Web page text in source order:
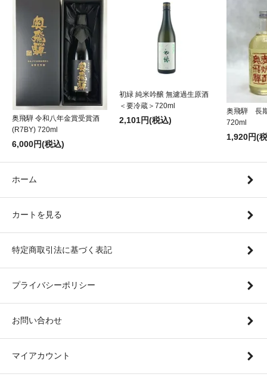
奥飛騨 令和八年金賞受賞酒
(R7BY) 720ml
6,000円(税込)
初緑 純米吟醸 無濾過生原酒
＜要冷蔵＞720ml
2,101円(税込)
奥飛騨 長
720ml
1,920円(
ホーム
カートを見る
特定商取引法に基づく表記
プライバシーポリシー
お問い合わせ
マイアカウント